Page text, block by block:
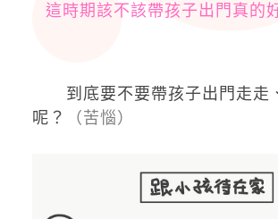
這時期該不該帶孩子出門真的
到底要不要帶孩子出門走走
呢？
（苦惱）